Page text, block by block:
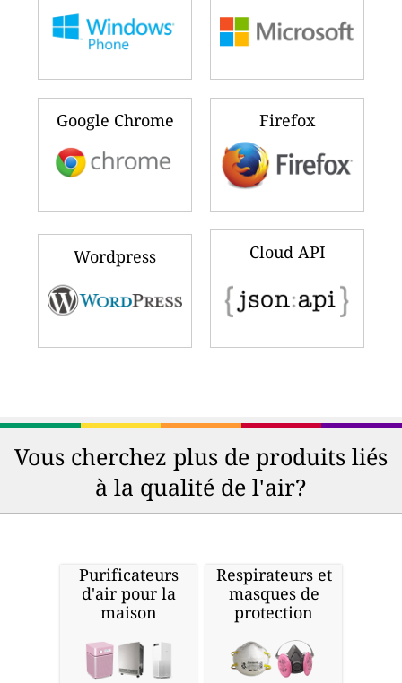
Google Chrome Firefox
Wordpress Cloud API
Vous cherchez plus de produits liés
à la qualité de l'air?
Purificateurs
d'air pour la
maison
Respirateurs et
masques de
protection